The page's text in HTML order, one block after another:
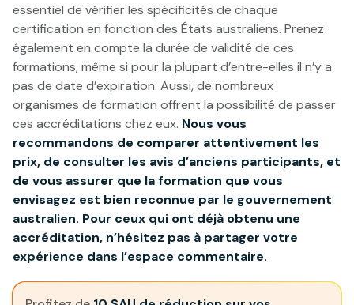
essentiel de vérifier les spécificités de chaque
certification en fonction des États australiens. Prenez
également en compte la durée de validité de ces
formations, même si pour la plupart d’entre-elles il n’y a
pas de date d’expiration. Aussi, de nombreux
organismes de formation offrent la possibilité de passer
ces accréditations chez eux. Nous vous
recommandons de comparer attentivement les
prix, de consulter les avis d’anciens participants, et
de vous assurer que la formation que vous
envisagez est bien reconnue par le gouvernement
australien. Pour ceux qui ont déjà obtenu une
accréditation, n’hésitez pas à partager votre
expérience dans l’espace commentaire.